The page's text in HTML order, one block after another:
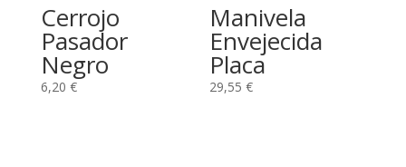
Cerrojo
Pasador
Negro
6,20 €
Manivela
Envejecida
Placa
29,55€